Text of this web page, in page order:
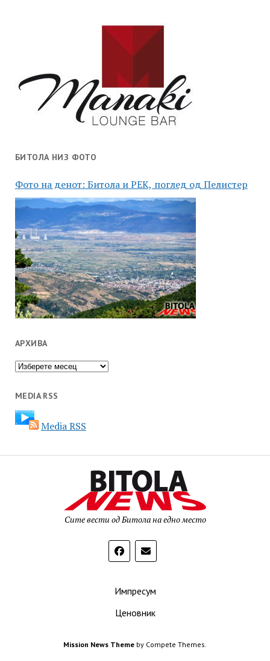
БИТОЛА НИЗ ФОТО
Фото на денот: Битола и РЕК, поглед од Пелистер
АРХИВА
Архива
MEDIA RSS
Media RSS
Сите вести од Битола на едно место
Импресум
Ценовник
Mission News Theme by Compete Themes.